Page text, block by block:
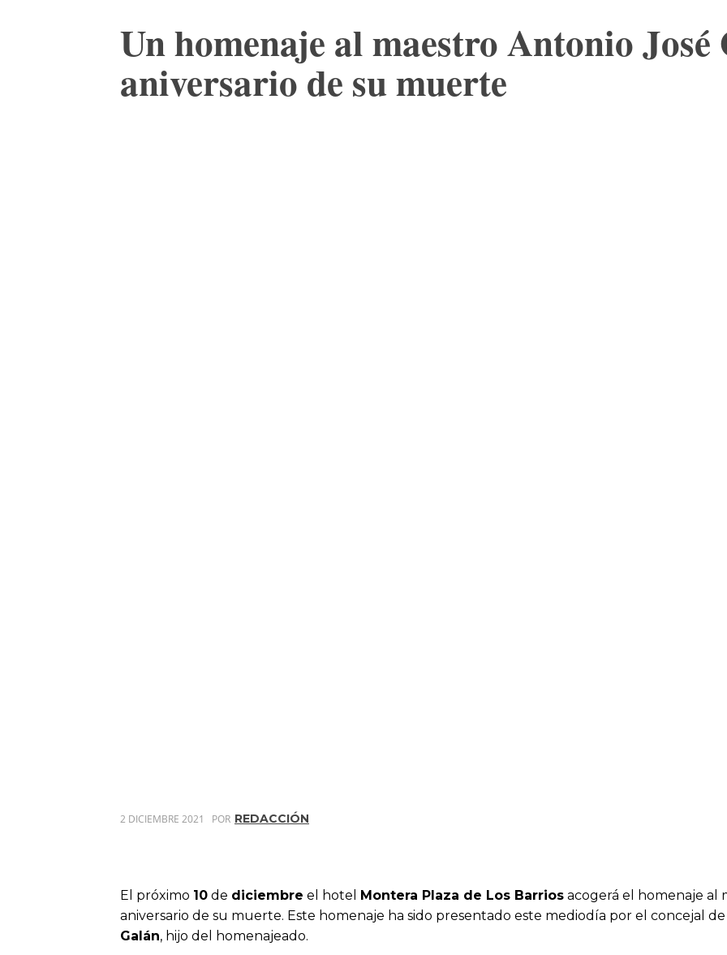
Un homenaje al maestro Antonio
aniversario de su muerte
2 DICIEMBRE 2021 POR REDACCIÓN
El próximo 10 de diciembre el hotel Montera Plaza de Los Barrios acogerá el homenaje al
aniversario de su muerte. Este homenaje ha sido presentado este mediodía por el concejal
Galán, hijo del homenajeado.